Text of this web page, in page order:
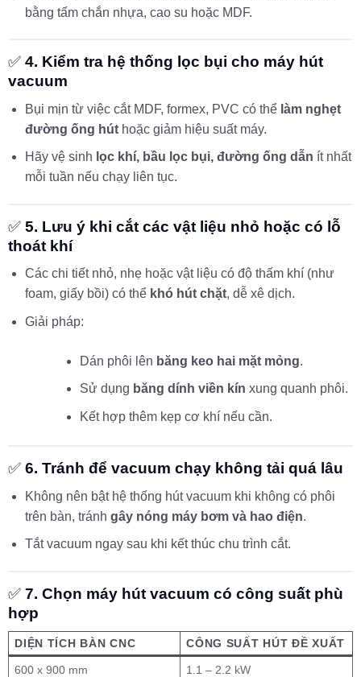
bằng tấm chắn nhựa, cao su hoặc MDF.
✅ 4. Kiểm tra hệ thống lọc bụi cho máy hút
vacuum
Bụi mịn từ việc cắt MDF, formex, PVC có thể làm nghẹt
đường ống húthoặc giảm hiệu suất máy.
Hãy vệ sinh lọc khí, bầu lọc bụi, đường ống dẫn ít nhất
mỗi tuần nếu chạy liên tục.
✅ 5. Lưu ý khi cắt các vật liệu nhỏ hoặc có lỗ
thoát khí
Các chi tiết nhỏ, nhẹ hoặc vật liệu có độ thấm khí (như
foam, giấy bồi) có thể khó hút chặt, dễ xê dịch.
Giải pháp:
Dán phôi lên băng keo hai mặt mỏng.
Sử dụng băng dính viền kín xung quanh phôi.
Kết hợp thêm kẹp cơ khí nếu cần.
✅ 6. Tránh để vacuum chạy không tải quá lâu
Không nên bật hệ thống hút vacuum khi không có phôi
trên bàn, tránh gây nóng máy bơm và hao điện.
Tắt vacuum ngay sau khi kết thúc chu trình cắt.
✅ 7. Chọn máy hút vacuum có công suất phù
hợp
DIỆN TÍCH BÀN CNC CÔNG SUẤT HÚT ĐỀ XUẤT
600 x 900 mm 1.1 – 2.2 kW